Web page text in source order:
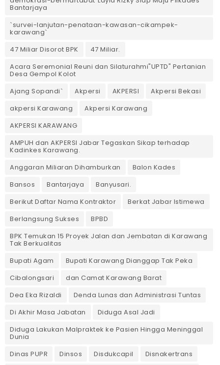
Bantarjaya
`survei-lanjutan-penataan-kawasan-cikampek-
karawang`
47 Miliar Disorot BPK
47 Miliar.
Acara Seremonial Reuni dan Silaturahmi"UPTD" Pertanian
Desa Gempol Kolot
Ajang Sopandi`
Akpersi AKPERSI
Akpersi Bekasi
akpersi Karawang
Akpersi Karawang
AKPERSI KARAWANG
AMPUH dan AKPERSI Jabar Tegaskan Sikap terhadap
Kadinkes Karawang.
Anggaran Miliaran Dihamburkan
Balon Kades
Bansos
Bantarjaya
Banyusari.
Berikut Daftar Nama Kontraktor
Berkat Jabar Istimewa
Berlangsung Sukses
BPBD
BPK Temukan 15 Proyek Jalan dan Jembatan di Karawang
Tak Berkualitas
Bupati Agam
Bupati Karawang Dianggap Tak Peka
Cibalongsari
dan Camat Karawang Barat
Dea Eka Rizaldi
Denda Lunas dan Administrasi Tuntas
‎Di Akhir Masa Jabatan
Diduga Asal Jadi
Diduga Lakukan Malpraktek ke Pasien Hingga Meninggal
Dunia
Dinas PUPR
Dinsos Disdukcapil
Disnakertrans